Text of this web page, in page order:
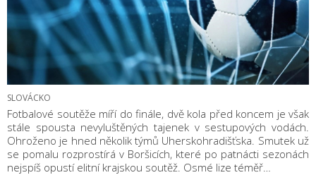
SLOVÁCKO
Fotbalové soutěže míří do finále, dvě kola před koncem je však
stále spousta nevyluštěných tajenek v sestupových vodách.
Ohroženo je hned několik týmů Uherskohradišťska. Smutek už
se pomalu rozprostírá v Boršicích, které po patnácti sezonách
nejspíš opustí elitní krajskou soutěž. Osmé lize téměř…